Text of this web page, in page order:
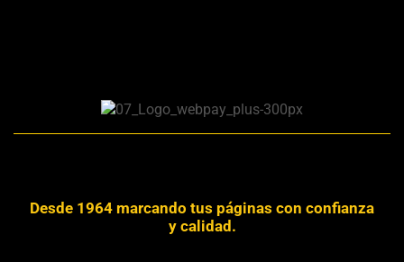
Desde 1964 marcando tus páginas con confianza
y calidad.